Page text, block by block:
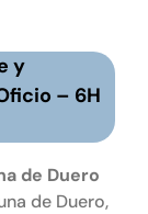
y
– 6H
de Duero
de Duero,